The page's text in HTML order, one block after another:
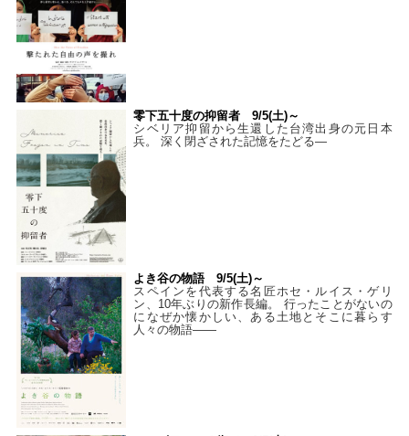
零下五十度の抑留者 9/5(土)～
シベリア抑留から生還した台湾出身の元日本
兵。 深く閉ざされた記憶をたどる—
よき谷の物語 9/5(土)～
スペインを代表する名匠ホセ・ルイス・ゲリ
ン、10年ぶりの新作長編。 行ったことがないの
になぜか懐かしい、ある土地とそこに暮らす
人々の物語――